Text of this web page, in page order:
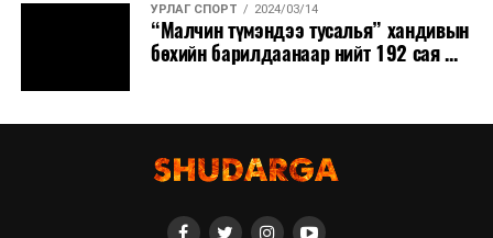
УРЛАГ СПОРТ 2024/03/14
“Малчин түмэндээ тусалья” хандивын
бөхийн барилдаанаар нийт 192 сая ...